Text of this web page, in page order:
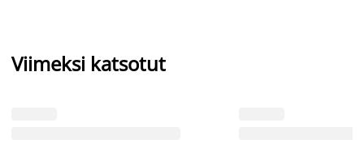
Viimeksi katsotut